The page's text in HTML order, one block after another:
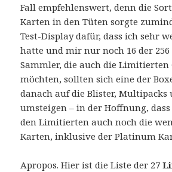
Fall empfehlenswert, denn die
Karten in den Tüten sorgte
Test-Display dafür, dass ich sehr
hatte und mir nur noch 16 der
Sammler, die auch die Limitierten
möchten, sollten sich eine der
danach auf die Blister, Multipacks
umsteigen – in der Hoffnung,
den Limitierten auch noch die
Karten, inklusive der Platinum
Apropos. Hier ist die Liste der 27